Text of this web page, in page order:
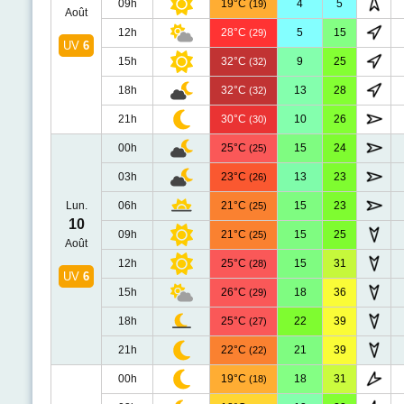
Août
UV 6
09h 19°C (19) 4 5
12h 28°C (29) 5 15
15h 32°C (32) 9 25
18h 32°C (32) 13 28
21h 30°C (30) 10 26
Lun.
10
Août
UV 6
00h 25°C (25) 15 24
03h 23°C (26) 13 23
06h 21°C (25) 15 23
09h 21°C (25) 15 25
12h 25°C (28) 15 31
15h 26°C (29) 18 36
18h 25°C (27) 22 39
21h 22°C (22) 21 39
00h 19°C (18) 18 31